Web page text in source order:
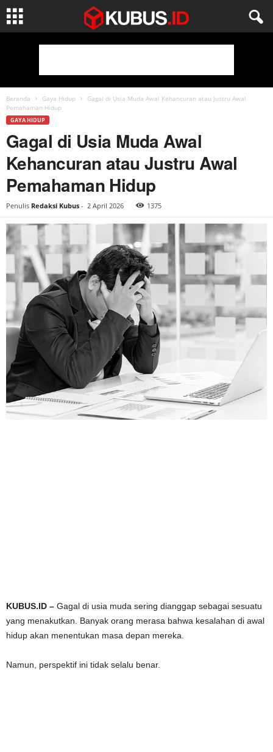
Beranda Gaya Hidup
Gagal di Usia Muda Awal Kehancuran atau Justru Awal
Pemahaman Hidup
GAYA HIDUP
Gagal di Usia Muda Awal
Kehancuran atau Justru Awal
Pemahaman Hidup
Penulis Redaksi Kubus - 2 April 2026 1375
KUBUS.ID – Gagal di usia muda sering dianggap sebagai sesuatu
yang menakutkan. Banyak orang merasa bahwa kesalahan di awal
hidup akan menentukan masa depan mereka.
Namun, perspektif ini tidak selalu benar.